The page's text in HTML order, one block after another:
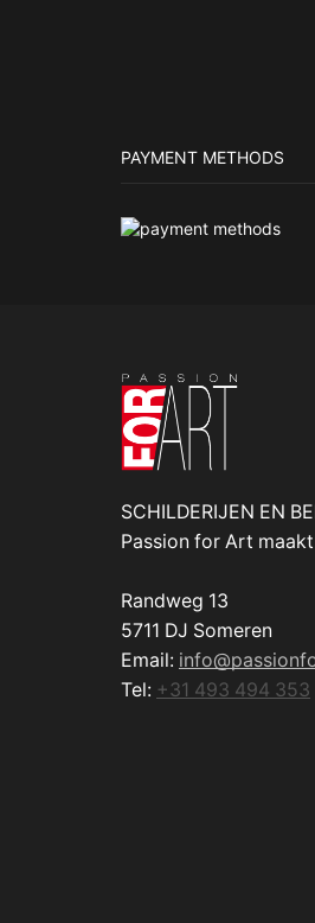
PAYMENT METHODS
SCHILDERIJEN EN
Passion for Art
Randweg 13
5711 DJ Someren
Email:
Tel: +31 493 494 353